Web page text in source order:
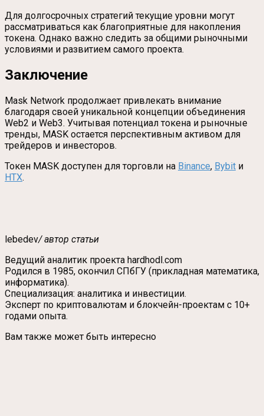
Для долгосрочных стратегий текущие уровни могут
рассматриваться как благоприятные для накопления
токена. Однако важно следить за общими рыночными
условиями и развитием самого проекта.
Заключение
Mask Network продолжает привлекать внимание
благодаря своей уникальной концепции объединения
Web2 и Web3. Учитывая потенциал токена и рыночные
тренды, MASK остается перспективным активом для
трейдеров и инвесторов.
Токен MASK доступен для торговли на Binance, Bybit и
HTX.
lebedev/ автор статьи
Ведущий аналитик проекта hardhodl.com
Родился в 1985, окончил СПбГУ (прикладная математика,
информатика).
Специализация: аналитика и инвестиции.
Эксперт по криптовалютам и блокчейн-проектам с 10+
годами опыта.
Вам также может быть интересно